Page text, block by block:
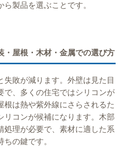
製品を選ぶことです。
・屋根・木材・金属での選び方
失敗が減ります。外壁は見た目
で、多くの住宅ではシリコンが
根は熱や紫外線にさらされるた
リコンが候補になります。木部
処理が必要で、素材に適した系
の鍵です。